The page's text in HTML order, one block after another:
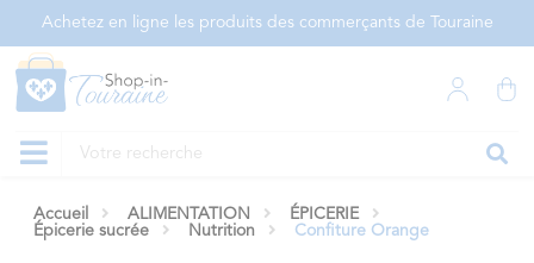
Achetez en ligne les produits des commerçants de Touraine
Accueil ALIMENTATION
ÉPICERIE
Épicerie sucrée
Nutrition Confiture Orange
Panneau de gestion des cookies